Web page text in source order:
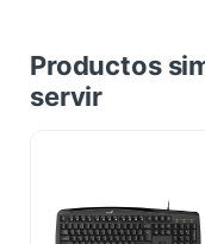
Productos
servir